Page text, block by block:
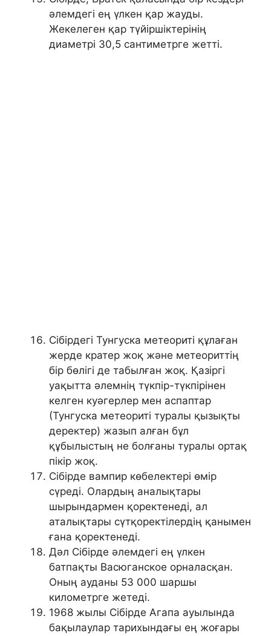
әлемдегі ең үлкен қар жауды.
Жекелеген қар түйіршіктерінің
диаметрі 30,5 сантиметрге жетті.
Сібірдегі Тунгуска метеориті құлаған
жерде кратер жоқ және метеориттің
бір бөлігі де табылған жоқ. Қазіргі
уақытта әлемнің түкпір-түкпірінен
келген куәгерлер мен аспаптар
(Тунгуска метеориті туралы қызықты
деректер) жазып алған бұл
құбылыстың не болғаны туралы ортақ
пікір жоқ.
Сібірде вампир көбелектері өмір
сүреді. Олардың аналықтары
шырындармен қоректенеді, ал
аталықтары сүтқоректілердің қанымен
ғана қоректенеді.
Дәл Сібірде әлемдегі ең үлкен
батпақты Васюганское орналасқан.
Оның ауданы 53 000 шаршы
километрге жетеді.
1968 жылы Сібірде Агапа ауылында
бақылаулар тарихындағы ең жоғары